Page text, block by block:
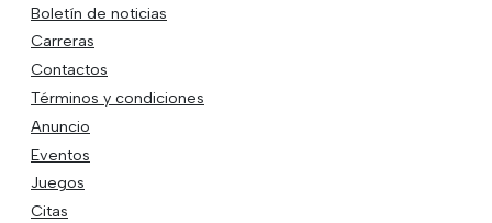
Boletín de noticias
Carreras
Contactos
Términos y condiciones
Anuncio
Eventos
Juegos
Citas